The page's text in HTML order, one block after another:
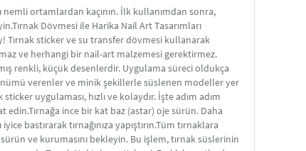
nemli ortamlardan kaçının. İlk kullanımdan sonra,
Dövmesi ile Harika Nail Art Tasarımları
Tırnak sticker ve su transfer dövmesi kullanarak
ve herhangi bir nail-art malzemesi gerektirmez.
renkli, küçük desenlerdir. Uygulama süreci oldukça
verenler ve minik şekillerle süslenen modeller yer
uygulaması, hızlı ve kolaydır. İşte adım adım
edin.Tırnağa ince bir kat baz (astar) oje sürün. Daha
bastırarak tırnağınıza yapıştırın.Tüm tırnaklara
ve kurumasını bekleyin. Bu işlem, tırnak süslerinin